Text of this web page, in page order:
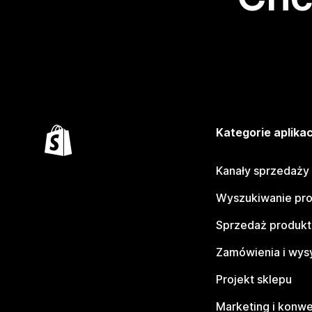
Kategorie
Kanały sprzedaży
Wyszukiwanie
Sprzedaż
Zamówienia i
Projekt sklepu
Marketing i